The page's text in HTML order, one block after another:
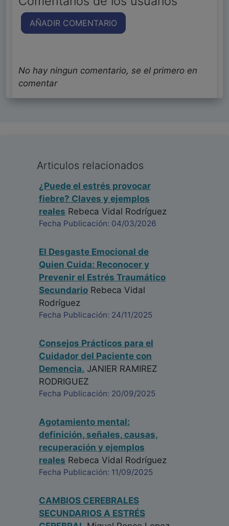
AÑADIR COMENTARIO
No hay ningun comentario, se el primero en
comentar
Articulos relacionados
¿Puede el estrés provocar
fiebre? Claves y ejemplos
reales Rebeca Vidal Rodríguez
Fecha Publicación: 04/03/2026
El Desgaste Emocional de
Quien Cuida: Reconocer y
Prevenir el Estrés Traumático
Secundario Rebeca Vidal
Rodríguez
Fecha Publicación: 24/11/2025
Consejos Prácticos para el
Cuidador del Paciente con
Demencia. JANIER RAMIREZ
RODRIGUEZ
Fecha Publicación: 20/09/2025
Agotamiento mental:
definición, señales, causas,
recuperación y ejemplos
reales Rebeca Vidal Rodríguez
Fecha Publicación: 11/09/2025
CAMBIOS CEREBRALES
SECUNDARIOS A ESTRÉS